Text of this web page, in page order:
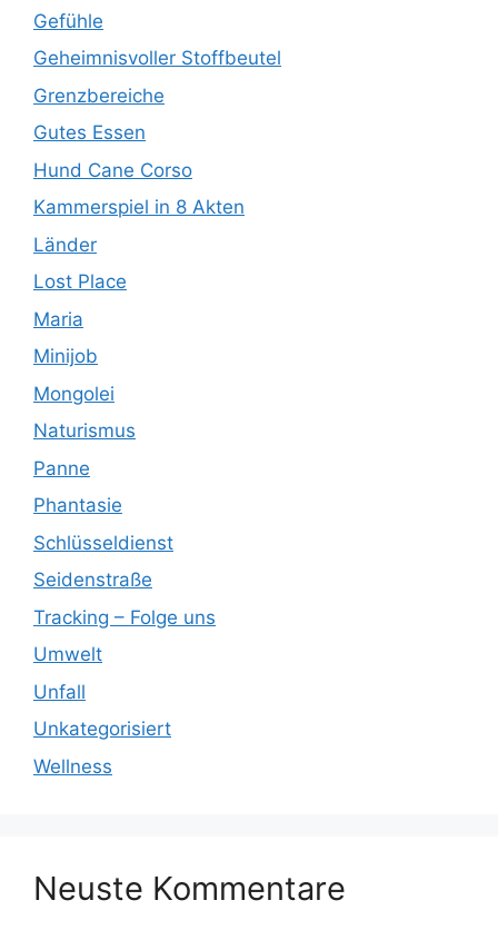
Gefühle
Geheimnisvoller Stoffbeutel
Grenzbereiche
Gutes Essen
Hund Cane Corso
Kammerspiel in 8 Akten
Länder
Lost Place
Maria
Minijob
Mongolei
Naturismus
Panne
Phantasie
Schlüsseldienst
Seidenstraße
Tracking – Folge uns
Umwelt
Unfall
Unkategorisiert
Wellness
Neuste Kommentare